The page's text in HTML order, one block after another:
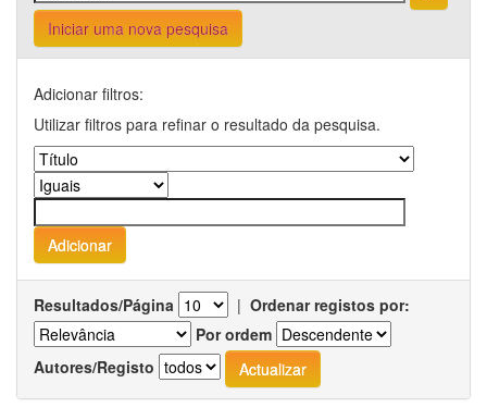
Iniciar uma nova pesquisa
Adicionar filtros:
Utilizar filtros para refinar o resultado da pesquisa.
Resultados/Página | Ordenar registos por:
Por ordem
Autores/Registo